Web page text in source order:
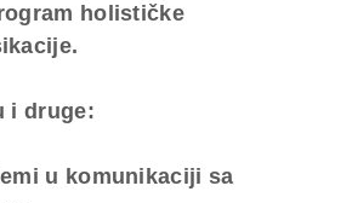
holističke
i druge:
u komunikaciji sa